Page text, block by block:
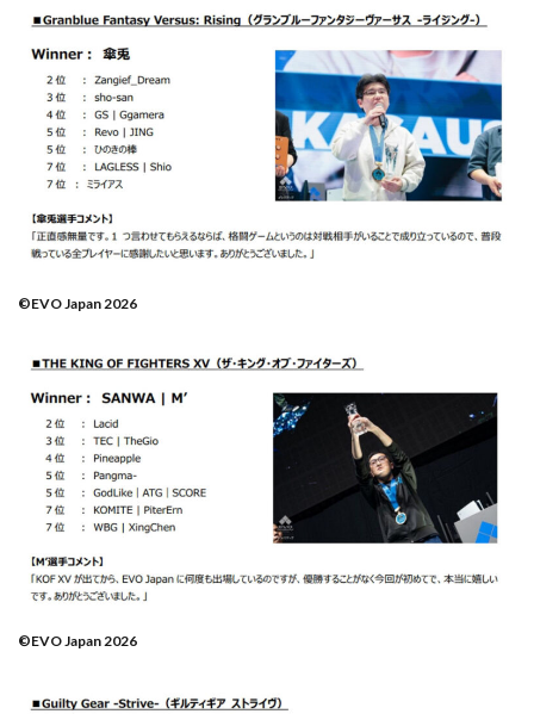
©EVO Japan 2026
©EVO Japan 2026